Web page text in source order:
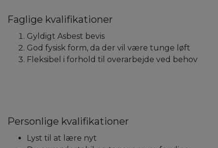
Faglige kvalifikationer
Gyldigt Asbest bevis
God fysisk form, da der vil være tunge løft
Fleksibel i forhold til overarbejde ved behov
Personlige kvalifikationer
Lyst til at lære nyt